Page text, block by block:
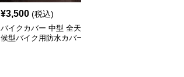
¥3,500 (税込)
バイクカバー 中型 全天
候型バイク用防水カバー